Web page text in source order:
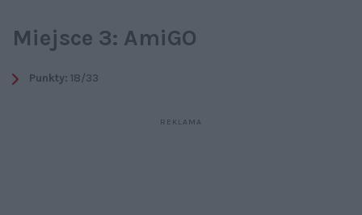
Miejsce 3: AmiGO
Punkty: 18/33